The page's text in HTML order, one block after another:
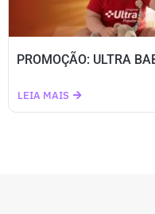
PROMOÇÃO: ULTRA
LEIA MAIS